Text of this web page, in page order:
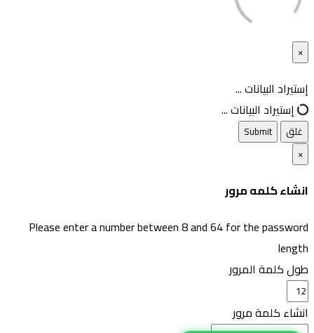
×
غلق
إستيراد البيانات ...
إستيراد البيانات ...
غلق
Submit
×
انشاء كلمه مرور
Please enter a number between 8 and 64 for the password
length
طول كلمة المرور
انشاء كلمة مرور